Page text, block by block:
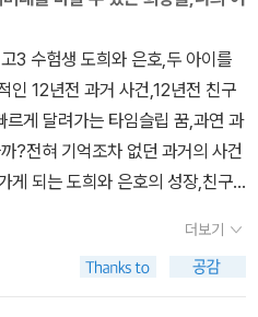
지 않아도 그런게 당연히 이 이야
겠다. 두 아이에겐 낯선 지역의 낯
그런걸 느끼고 있었는지도 모르
지. 헌데 이 사람들은 내가 아는
식으로 아이들을 바라봤던 거다. 잘
빈이가 봤음 얼마나 기뻐했을까.
이런 말들로 마음을 모아 잘 커줘
붙여 고마워하고 있었다. 수빈이
하고, 비어있던 자리를 그리워하
받아 읽고 감상을 적습니다. 모든
로 읽을 독자를 위해 글을 아낍니
되면서, 그들은 진정한 추모의
인물들이 성장하고 변화하는 모
니다.'추모'라는 주제는 이 책에서
하기 위해 다시 과거로 돌아가려
심으로 추모하는 은호와 도희의
친구들이 두 아이들을 받아들이
죽은 이를 기억하는 것을 넘어, 살
될 수 있음을 보여줍니다.또한 현
해 독특한 매력을 발산합니다. 나
3 수험생 도희와 은호,두 아이를
인 12년전 과거 사건,12년전 친구
게 달려가는 타임슬립 꿈,과연 과
?전혀 기억조차 없던 과거의 사건
게 되는 도희와 은호의 성장,친구
리움에가슴 뭉클해지는 따뜻한 소
게 아름다운 추억이 되고아직 오
있음을,타임슬립을 꿈꾸는 모든이
더보기